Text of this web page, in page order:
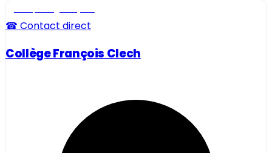
☎ Contact direct
Collège François Clech